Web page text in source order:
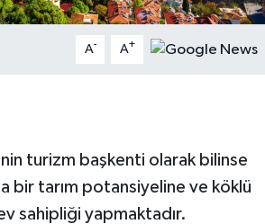
A- A+
turizm başkenti olarak bilinse
bir tarım potansiyeline ve köklü
sahipliği yapmaktadır.